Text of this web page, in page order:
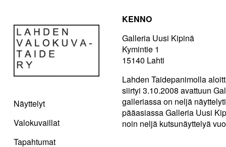
Näyttelyt
Valokuvaillat
Tapahtumat
KENNO
Galleria Uusi Kipinä
Kymintie 1
15140 Lahti
Lahden Taidepanimolla
siirtyi 3.10.2008 avattuun
galleriassa on neljä
pääasiassa Galleria Uusi
noin neljä kutsunäyttelyä